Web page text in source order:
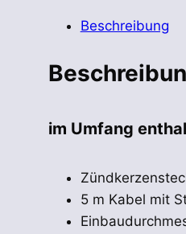
analog
schwarz/orange
Beschreibung
im Umfang
5 m Kabel mit